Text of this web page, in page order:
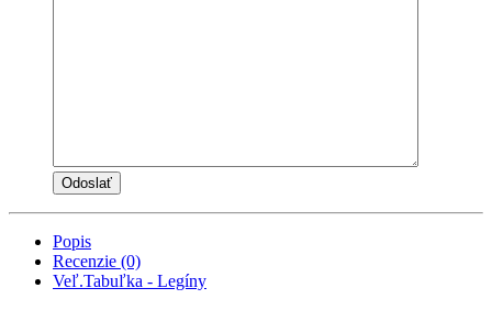
Popis
Recenzie (0)
Veľ.Tabuľka - Legíny